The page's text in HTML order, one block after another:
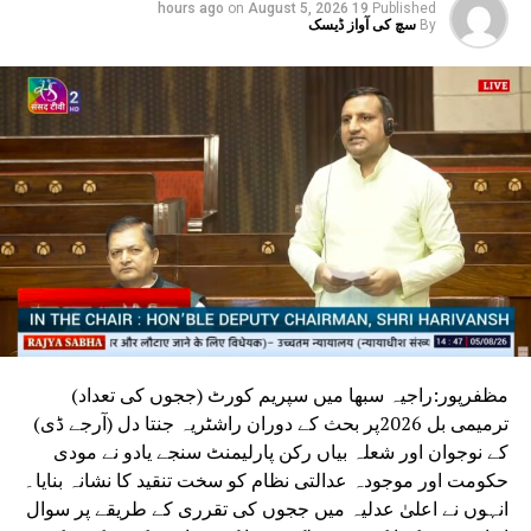
والدین برہم
Published
19 hours ago
on August 5, 2026
By سچ کی آواز ڈیسک
مظفرپور:راجیہ سبھا میں سپریم کورٹ (ججوں کی تعداد)
ترمیمی بل 2026پر بحث کے دوران راشٹریہ جنتا دل (آرجے ڈی)
کے نوجوان اور شعلہ بیاں رکن پارلیمنٹ سنجے یادو نے مودی
حکومت اور موجودہ عدالتی نظام کو سخت تنقید کا نشانہ بنایا۔
انہوں نے اعلیٰ عدلیہ میں ججوں کی تقرری کے طریقے پر سوال